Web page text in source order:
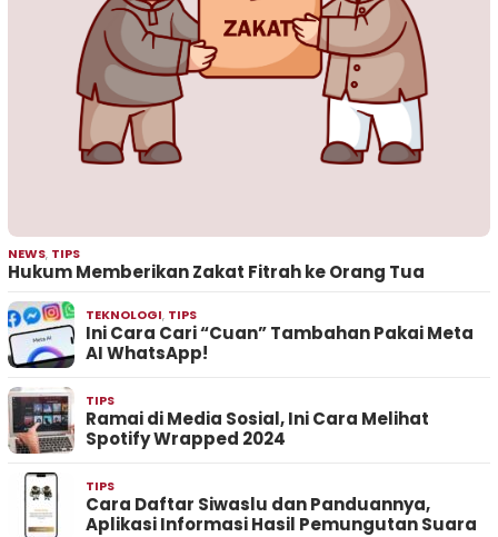
NEWS, TIPS
Hukum Memberikan Zakat Fitrah ke Orang Tua
TEKNOLOGI, TIPS
Ini Cara Cari “Cuan” Tambahan Pakai Meta
AI WhatsApp!
TIPS
Ramai di Media Sosial, Ini Cara Melihat
Spotify Wrapped 2024
TIPS
Cara Daftar Siwaslu dan Panduannya,
Aplikasi Informasi Hasil Pemungutan Suara